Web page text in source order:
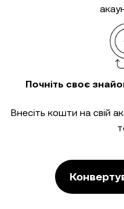
Почніть своє
Внесіть кошти на свій